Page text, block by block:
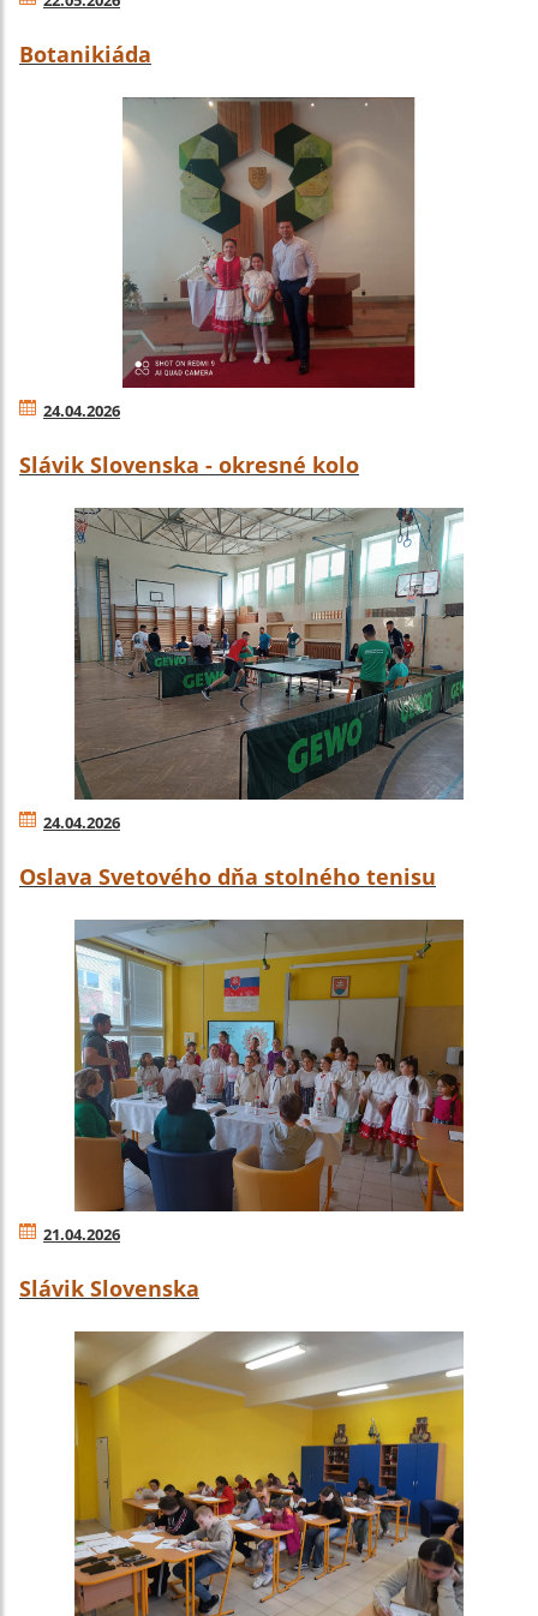
Botanikiáda
24.04.2026
Slávik Slovenska - okresné kolo
24.04.2026
Oslava Svetového dňa stolného tenisu
21.04.2026
Slávik Slovenska